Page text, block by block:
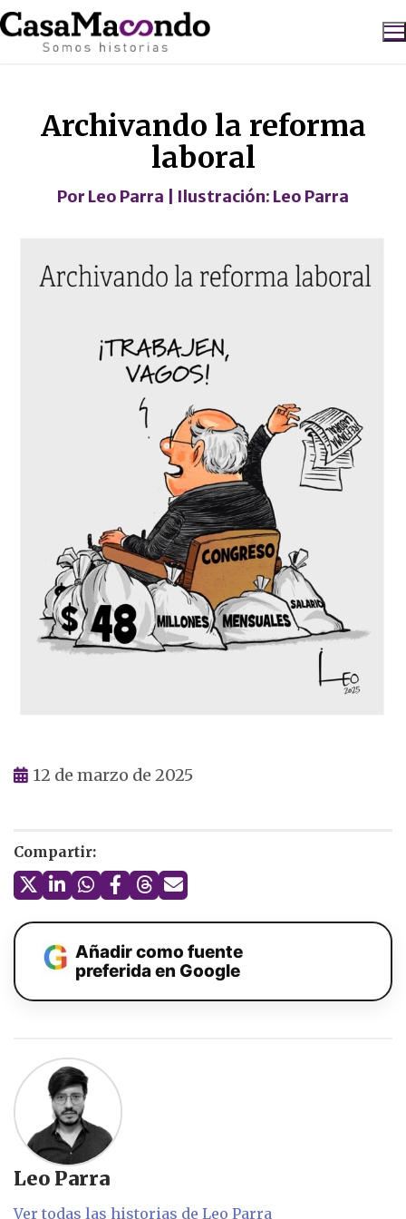
Ir
al
contenido
Buscar:
Archivando la reforma
laboral
Por Leo Parra | Ilustración: Leo Parra
12 de marzo de 2025
Compartir:
Añadir como fuente
preferida en Google
Leo Parra
Ver todas las historias de Leo Parra